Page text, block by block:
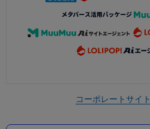
コーポレートサイト